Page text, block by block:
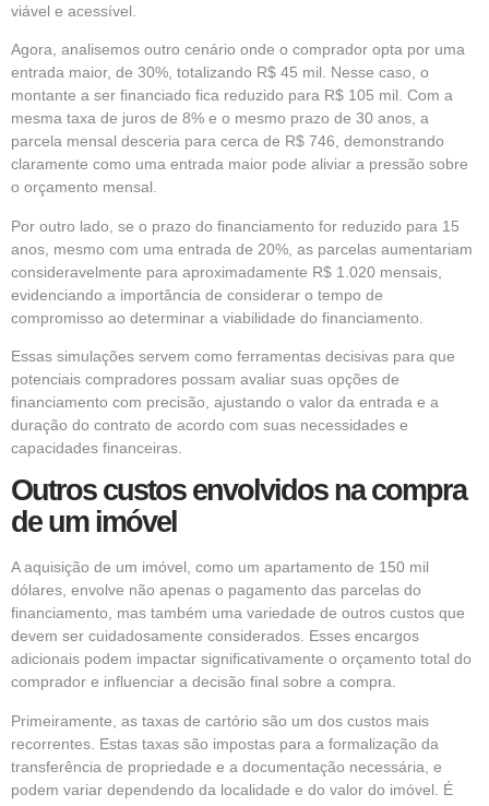
viável e acessível.
Agora, analisemos outro cenário onde o comprador opta por uma
entrada maior, de 30%, totalizando R$ 45 mil. Nesse caso, o
montante a ser financiado fica reduzido para R$ 105 mil. Com a
mesma taxa de juros de 8% e o mesmo prazo de 30 anos, a
parcela mensal desceria para cerca de R$ 746, demonstrando
claramente como uma entrada maior pode aliviar a pressão sobre
o orçamento mensal.
Por outro lado, se o prazo do financiamento for reduzido para 15
anos, mesmo com uma entrada de 20%, as parcelas aumentariam
consideravelmente para aproximadamente R$ 1.020 mensais,
evidenciando a importância de considerar o tempo de
compromisso ao determinar a viabilidade do financiamento.
Essas simulações servem como ferramentas decisivas para que
potenciais compradores possam avaliar suas opções de
financiamento com precisão, ajustando o valor da entrada e a
duração do contrato de acordo com suas necessidades e
capacidades financeiras.
Outros custos envolvidos na compra
de um imóvel
A aquisição de um imóvel, como um apartamento de 150 mil
dólares, envolve não apenas o pagamento das parcelas do
financiamento, mas também uma variedade de outros custos que
devem ser cuidadosamente considerados. Esses encargos
adicionais podem impactar significativamente o orçamento total do
comprador e influenciar a decisão final sobre a compra.
Primeiramente, as taxas de cartório são um dos custos mais
recorrentes. Estas taxas são impostas para a formalização da
transferência de propriedade e a documentação necessária, e
podem variar dependendo da localidade e do valor do imóvel. É